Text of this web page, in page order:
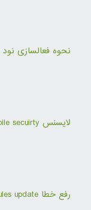
نحوه فعالسازی نود 32
لایسنس mobile secuirty
رفع خطا Modules update